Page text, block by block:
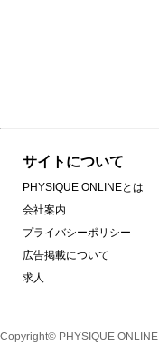
サイトについて
PHYSIQUE ONLINEとは
会社案内
プライバシーポリシー
広告掲載について
求人
Copyright© PHYSIQUE ONLINE